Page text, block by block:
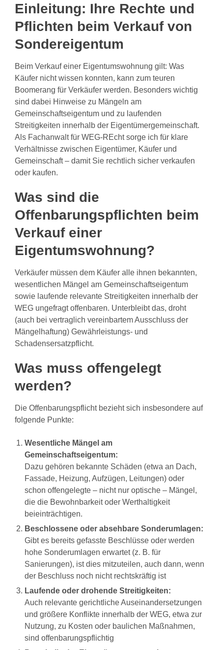
Einleitung: Ihre Rechte und
Pflichten beim Verkauf von
Sondereigentum
Beim Verkauf einer Eigentumswohnung gilt: Was
Käufer nicht wissen konnten, kann zum teuren
Boomerang für Verkäufer werden. Besonders wichtig
sind dabei Hinweise zu Mängeln am
Gemeinschaftseigentum und zu laufenden
Streitigkeiten innerhalb der Eigentümergemeinschaft.
Als Fachanwalt für WEG-REcht sorge ich für klare
Verhältnisse zwischen Eigentümer, Käufer und
Gemeinschaft – damit Sie rechtlich sicher verkaufen
oder kaufen.
Was sind die
Offenbarungspflichten beim
Verkauf einer
Eigentumswohnung?
Verkäufer müssen dem Käufer alle ihnen bekannten,
wesentlichen Mängel am Gemeinschaftseigentum
sowie laufende relevante Streitigkeiten innerhalb der
WEG ungefragt offenbaren. Unterbleibt das, droht
(auch bei vertraglich vereinbartem Ausschluss der
Mängelhaftung) Gewährleistungs- und
Schadensersatzpflicht.
Was muss offengelegt
werden?
Die Offenbarungspflicht bezieht sich insbesondere auf
folgende Punkte:
Wesentliche Mängel am
Gemeinschaftseigentum:
Dazu gehören bekannte Schäden (etwa an Dach,
Fassade, Heizung, Aufzügen, Leitungen) oder
schon offengelegte – nicht nur optische – Mängel,
die die Bewohnbarkeit oder Werthaltigkeit
beieinträchtigen.
Beschlossene oder absehbare Sonderumlagen:
Gibt es bereits gefasste Beschlüsse oder werden
hohe Sonderumlagen erwartet (z. B. für
Sanierungen), ist dies mitzuteilen, auch dann, wenn
der Beschluss noch nicht rechtskräftig ist
Laufende oder drohende Streitigkeiten:
Auch relevante gerichtliche Auseinandersetzungen
und größere Konflikte innerhalb der WEG, etwa zur
Nutzung, zu Kosten oder baulichen Maßnahmen,
sind offenbarungspflichtig